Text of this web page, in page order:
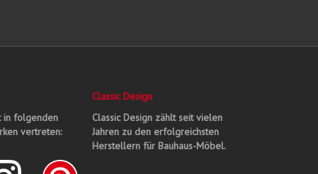
in folgenden
vertreten:
Classic Design
Classic Design zählt seit vielen
Jahren zu den erfolgreichsten
Herstellern für Bauhaus-Möbel.